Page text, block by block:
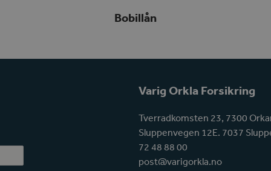
Bobillån
Varig Orkla Forsikring
Tverradkomsten 23, 7300
Sluppenvegen 12E. 7037
72 48 88 00
post@varigorkla.no